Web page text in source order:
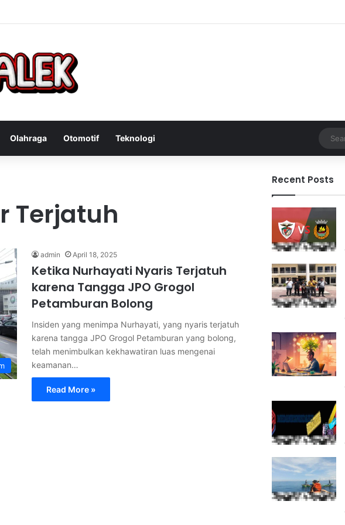
Olahraga Otomotif Teknologi
Terjatuh
admin April 18, 2025
Ketika Nurhayati Nyaris Terjatuh
karena Tangga JPO Grogol
Petamburan Bolong
Insiden yang menimpa Nurhayati, yang nyaris terjatuh
karena tangga JPO Grogol Petamburan yang bolong,
telah menimbulkan kekhawatiran luas mengenai
keamanan…
Read More »
Recent Posts